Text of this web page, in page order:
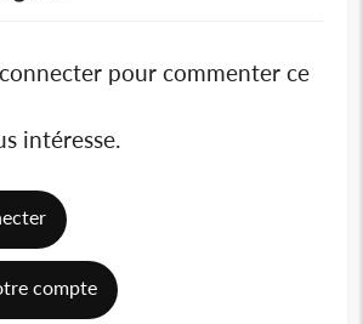
pour commenter ce
intéresse.
compte